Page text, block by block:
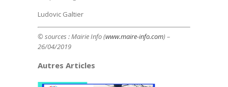
Ludovic Galtier
© sources : Mairie Info (www.maire-info.com) –
26/04/2019
Autres Articles